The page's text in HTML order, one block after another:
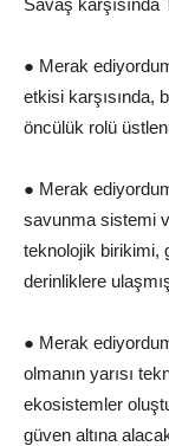
Savaş
● Merak
etkisi karşısında,
öncülük rolü
● Merak
savunma sistemi
teknolojik birikimi,
derinliklere
● Merak
olmanın yarısı
ekosistemler
güven altına